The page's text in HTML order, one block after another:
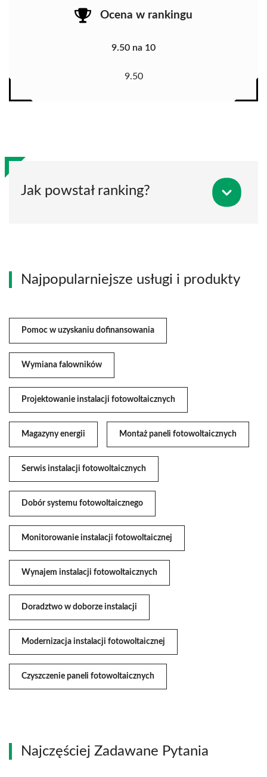
Ocena w rankingu
9.50 na 10
9.50
Jak powstał ranking?
Najpopularniejsze usługi i produkty
Pomoc w uzyskaniu dofinansowania
Wymiana falowników
Projektowanie instalacji fotowoltaicznych
Magazyny energii Montaż paneli fotowoltaicznych
Serwis instalacji fotowoltaicznych
Dobór systemu fotowoltaicznego
Monitorowanie instalacji fotowoltaicznej
Wynajem instalacji fotowoltaicznych
Doradztwo w doborze instalacji
Modernizacja instalacji fotowoltaicznej
Czyszczenie paneli fotowoltaicznych
Najczęściej Zadawane Pytania